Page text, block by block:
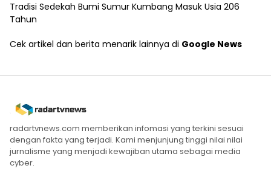
Tradisi Sedekah Bumi Sumur Kumbang Masuk Usia 206
Tahun
Cek artikel dan berita menarik lainnya di Google News
radartvnews.com memberikan infomasi yang terkini sesuai
dengan fakta yang terjadi. Kami menjunjung tinggi nilai nilai
jurnalisme yang menjadi kewajiban utama sebagai media
cyber.